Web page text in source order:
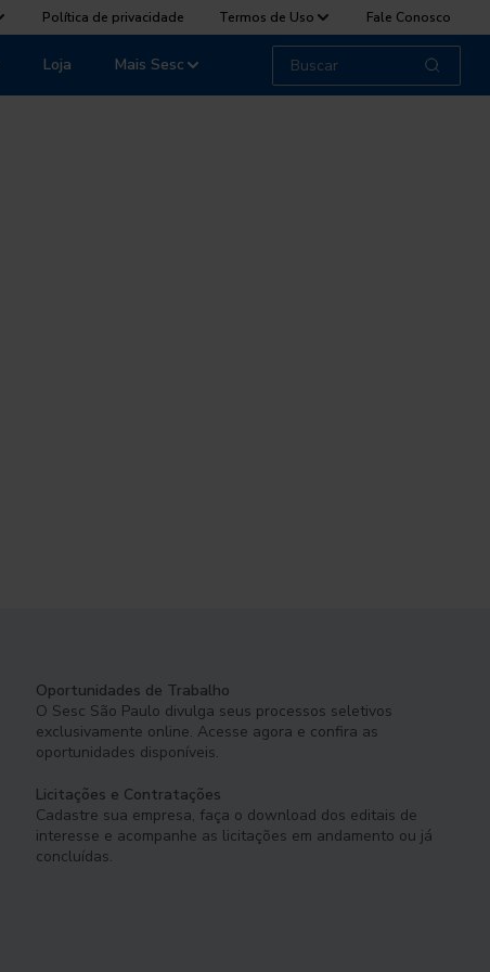
Política de privacidade Termos de Uso Fale Conosco
Loja Mais Sesc
Oportunidades de Trabalho
O Sesc São Paulo divulga seus processos seletivos
exclusivamente online. Acesse agora e confira as
oportunidades disponíveis.
Licitações e Contratações
Cadastre sua empresa, faça o download dos editais de
interesse e acompanhe as licitações em andamento ou já
concluídas.